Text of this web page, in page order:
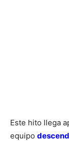
Este hito llega
equipo